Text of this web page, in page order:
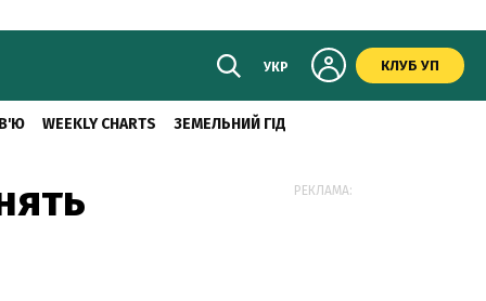
УКР КЛУБ УП
WEEKLY CHARTS ЗЕМЕЛЬНИЙ ГІД
РЕКЛАМА: